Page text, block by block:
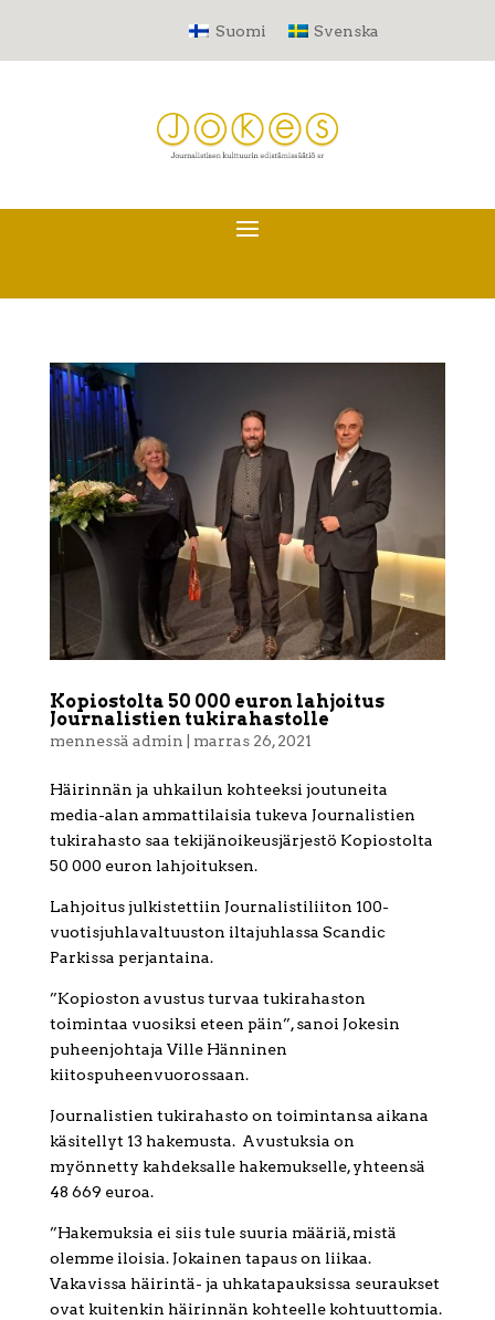
Suomi Svenska
Kopiostolta 50 000 euron lahjoitus
Journalistien tukirahastolle
mennessä admin marras 26, 2021
Häirinnän ja uhkailun kohteeksi joutuneita
media-alan ammattilaisia tukeva Journalistien
tukirahasto saa tekijänoikeusjärjestö Kopiostolta
50 000 euron lahjoituksen.
Lahjoitus julkistettiin Journalistiliiton 100-
vuotisjuhlavaltuuston iltajuhlassa Scandic
Parkissa perjantaina.
”Kopioston avustus turvaa tukirahaston
toimintaa vuosiksi eteen päin”, sanoi Jokesin
puheenjohtaja Ville Hänninen
kiitospuheenvuorossaan.
Journalistien tukirahasto on toimintansa aikana
käsitellyt 13 hakemusta. Avustuksia on
myönnetty kahdeksalle hakemukselle, yhteensä
48 669 euroa.
”Hakemuksia ei siis tule suuria määriä, mistä
olemme iloisia. Jokainen tapaus on liikaa.
Vakavissa häirintä- ja uhkatapauksissa seuraukset
ovat kuitenkin häirinnän kohteelle kohtuuttomia.